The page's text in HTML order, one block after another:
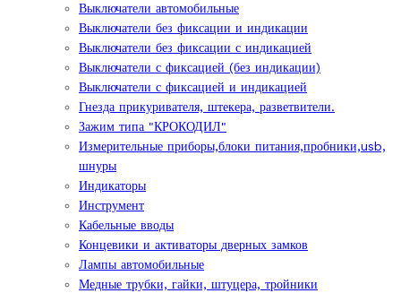
Выключатели автомобильные
Выключатели без фиксации и индикации
Выключатели без фиксации с индикацией
Выключатели с фиксацией (без индикации)
Выключатели с фиксацией и индикацией
Гнезда прикуривателя, штекера, разветвители.
Зажим типа "КРОКОДИЛ"
Измерительные приборы,блоки питания,пробники,usb,
шнуры
Индикаторы
Инструмент
Кабельные вводы
Концевики и активаторы дверных замков
Лампы автомобильные
Медные трубки, гайки, штуцера, тройники